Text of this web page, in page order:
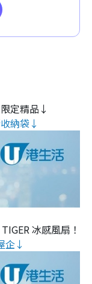
定精品↓
納袋↓
冰感風扇！
企↓